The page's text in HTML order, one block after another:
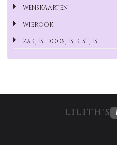
WENSKAARTEN
WIEROOK
ZAKJES, DOOSJES, KISTJES
LILITH'S